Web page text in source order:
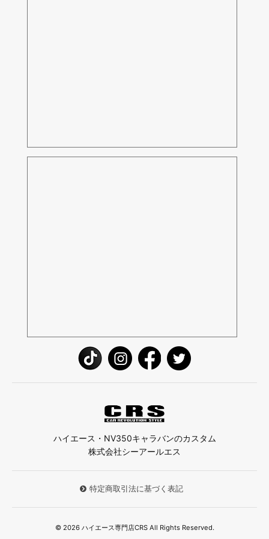
ハイエース・NV350キャラバンのカスタム
株式会社シーアールエス
特定商取引法に基づく表記
© 2026 ハイエース専門店CRS All Rights Reserved.